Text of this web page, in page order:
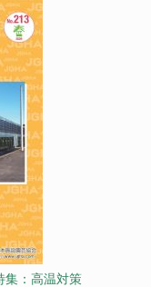
集：高温対策